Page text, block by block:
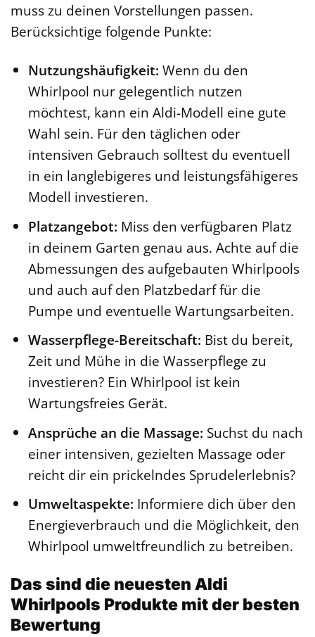
muss zu deinen Vorstellungen passen.
Berücksichtige folgende Punkte:
Nutzungshäufigkeit: Wenn du den
Whirlpool nur gelegentlich nutzen
möchtest, kann ein Aldi-Modell eine gute
Wahl sein. Für den täglichen oder
intensiven Gebrauch solltest du eventuell
in ein langlebigeres und leistungsfähigeres
Modell investieren.
Platzangebot: Miss den verfügbaren Platz
in deinem Garten genau aus. Achte auf die
Abmessungen des aufgebauten Whirlpools
und auch auf den Platzbedarf für die
Pumpe und eventuelle Wartungsarbeiten.
Wasserpflege-Bereitschaft: Bist du bereit,
Zeit und Mühe in die Wasserpflege zu
investieren? Ein Whirlpool ist kein
Wartungsfreies Gerät.
Ansprüche an die Massage: Suchst du nach
einer intensiven, gezielten Massage oder
reicht dir ein prickelndes Sprudelerlebnis?
Umweltaspekte: Informiere dich über den
Energieverbrauch und die Möglichkeit, den
Whirlpool umweltfreundlich zu betreiben.
Das sind die neuesten Aldi
Whirlpools Produkte mit der besten
Bewertung